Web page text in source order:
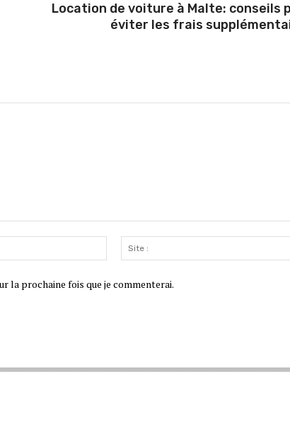
Location de voiture à Malte: conseils
éviter les frais
Email
:*
la prochaine fois que je commenterai.